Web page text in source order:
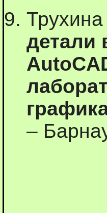
детали
–